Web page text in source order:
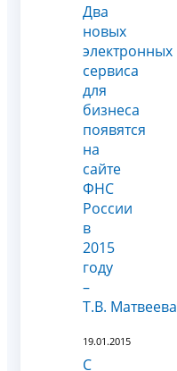
Два
новых
электронных
сервиса
для
бизнеса
появятся
на
сайте
ФНС
России
в
2015
году
–
Т.В. Матвеева
19.01.2015
С